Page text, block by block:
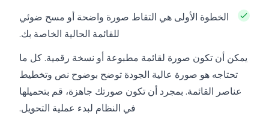
الخطوة الأولى هي التقاط صورة واضحة أو مسح ضوئي
للقائمة الحالية الخاصة بك.
يمكن أن تكون صورة لقائمة مطبوعة أو نسخة رقمية. كل ما
تحتاجه هو صورة عالية الجودة توضح بوضوح نص وتخطيط
عناصر القائمة. بمجرد أن تكون صورتك جاهزة، قم بتحميلها
في النظام لبدء عملية التحويل.